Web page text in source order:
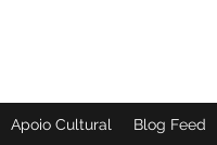
Apoio Cultural Blog Feed